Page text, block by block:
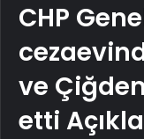
CHP
ve
etti